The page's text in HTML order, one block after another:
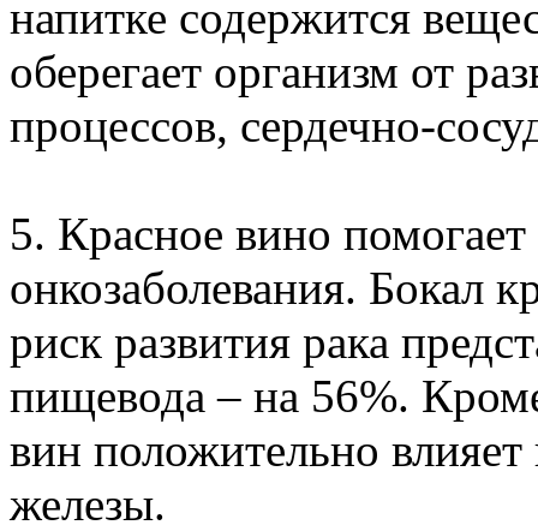
напитке содержится
оберегает организм от
процессов, сердечно-
5. Красное вино помогает
онкозаболевания. Бокал
риск развития рака
пищевода – на 56%.
вин положительно
железы.